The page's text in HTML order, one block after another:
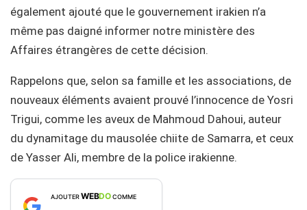
également ajouté que le gouvernement irakien n’a
même pas daigné informer notre ministère des
Affaires étrangères de cette décision.
Rappelons que, selon sa famille et les associations, de
nouveaux éléments avaient prouvé l’innocence de Yosri
Trigui, comme les aveux de Mahmoud Dahoui, auteur
du dynamitage du mausolée chiite de Samarra, et ceux
de Yasser Ali, membre de la police irakienne.
AJOUTERWEBDOCOMME